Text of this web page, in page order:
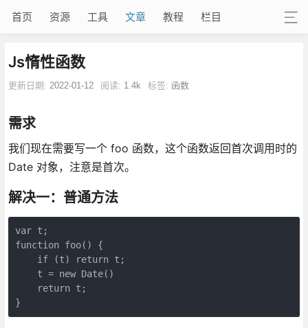
首页 资源 工具 文章 教程 栏目
Js惰性函数
更新日期: 2022-01-12 阅读: 1.4k 标签: 函数
需求
我们现在需要写一个 foo 函数，这个函数返回首次调用时的
Date 对象，注意是首次。
解决一：普通方法
var t;
function foo() {
    if (t) return t;
    t = new Date()
    return t;
}